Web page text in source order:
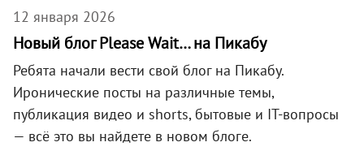
12 января 2026
Новый блог Please Wait… на Пикабу
Ребята начали вести свой блог на Пикабу.
Иронические посты на различные темы,
публикация видео и shorts, бытовые и IT-вопросы
— всё это вы найдете в новом блоге.